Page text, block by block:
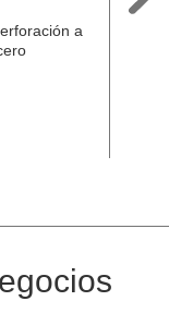
a
GN